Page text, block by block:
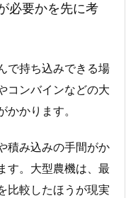
必要かを先に考
で持ち込みできる場
コンバインなどの大
かります。
積み込みの手間がか
す。大型農機は、最
比較したほうが現実